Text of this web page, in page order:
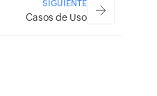
SIGUIENTE
Casos de Uso